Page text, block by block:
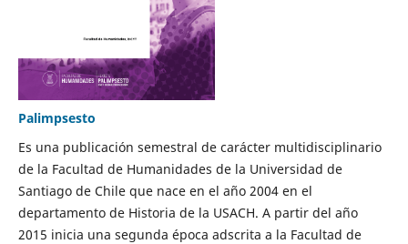
Palimpsesto
Es una publicación semestral de carácter multidisciplinario
de la Facultad de Humanidades de la Universidad de
Santiago de Chile que nace en el año 2004 en el
departamento de Historia de la USACH. A partir del año
2015 inicia una segunda época adscrita a la Facultad de